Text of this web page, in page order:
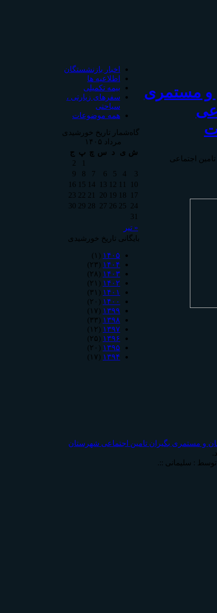
و مستمری
اجتماعی
اخبار بازنشستگان
اطلاعیه ها
بیمه تکمیلی
سفرهای زیارتی ،
سیاحتی
همه موضوعات
گاه‌شمار تاریخ خورشیدی
مرداد ۱۴۰۵
ش ی د س چ پ ج
« تیر
1
2
3
4
5
6
7
8
9
10
11
12
13
14
15
16
17
18
19
20
21
22
23
24
25
26
27
28
29
30
31
بایگانی تاریخ خورشیدی
۱۴۰۵ (۱)
۱۴۰۴ (۲۳)
۱۴۰۳ (۲۸)
۱۴۰۲ (۲۱)
۱۴۰۱ (۳۱)
۱۴۰۰ (۲۰)
۱۳۹۹ (۱۷)
۱۳۹۸ (۳۳)
۱۳۹۷ (۱۲)
۱۳۹۶ (۲۵)
۱۳۹۵ (۲۰)
۱۳۹۴ (۱۷)
و مستمری بگیران تامين اجتماعی شهرستان